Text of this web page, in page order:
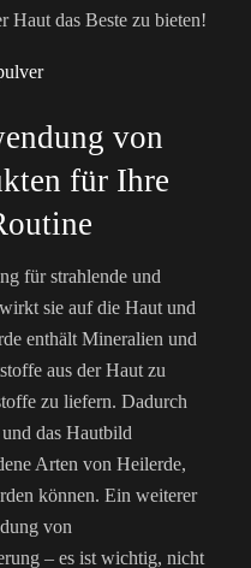
Haut das Beste zu bieten!
von
für Ihre
für strahlende und
sie auf die Haut und
enthält Mineralien und
aus der Haut zu
zu liefern. Dadurch
das Hautbild
Arten von Heilerde,
können. Ein weiterer
von
– es ist wichtig, nicht